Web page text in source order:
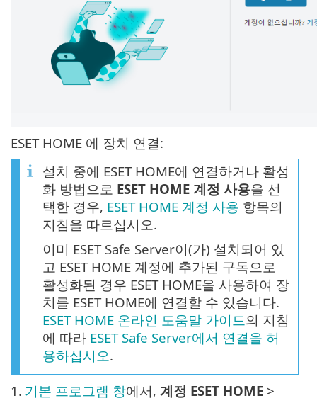
ESET HOME 에 장치 연결:
설치 중에 ESET HOME에 연결하거나 활성
화 방법으로 ESET HOME 계정 사용을 선
택한 경우, ESET HOME 계정 사용 항목의
지침을 따르십시오.
이미 ESET Safe Server이(가) 설치되어 있
고 ESET HOME 계정에 추가된 구독으로
활성화된 경우 ESET HOME을 사용하여 장
치를 ESET HOME에 연결할 수 있습니다.
ESET HOME 온라인 도움말 가이드의 지침
에 따라 ESET Safe Server에서 연결을 허
용하십시오.
1. 기본 프로그램 창에서, 계정 ESET HOME >